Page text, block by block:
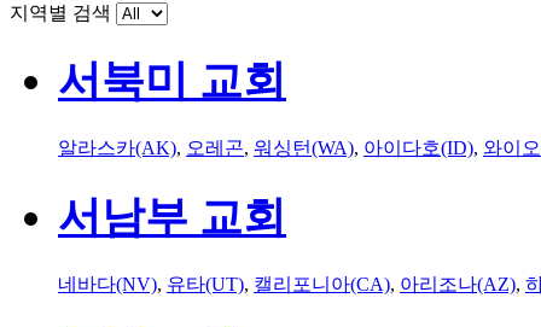
지역별 검색
서북미 교회
알라스카(AK), 오레곤, 워싱턴(WA), 아이다호(ID), 와이
서남부 교회
네바다(NV), 유타(UT), 캘리포니아(CA), 아리조나(AZ),